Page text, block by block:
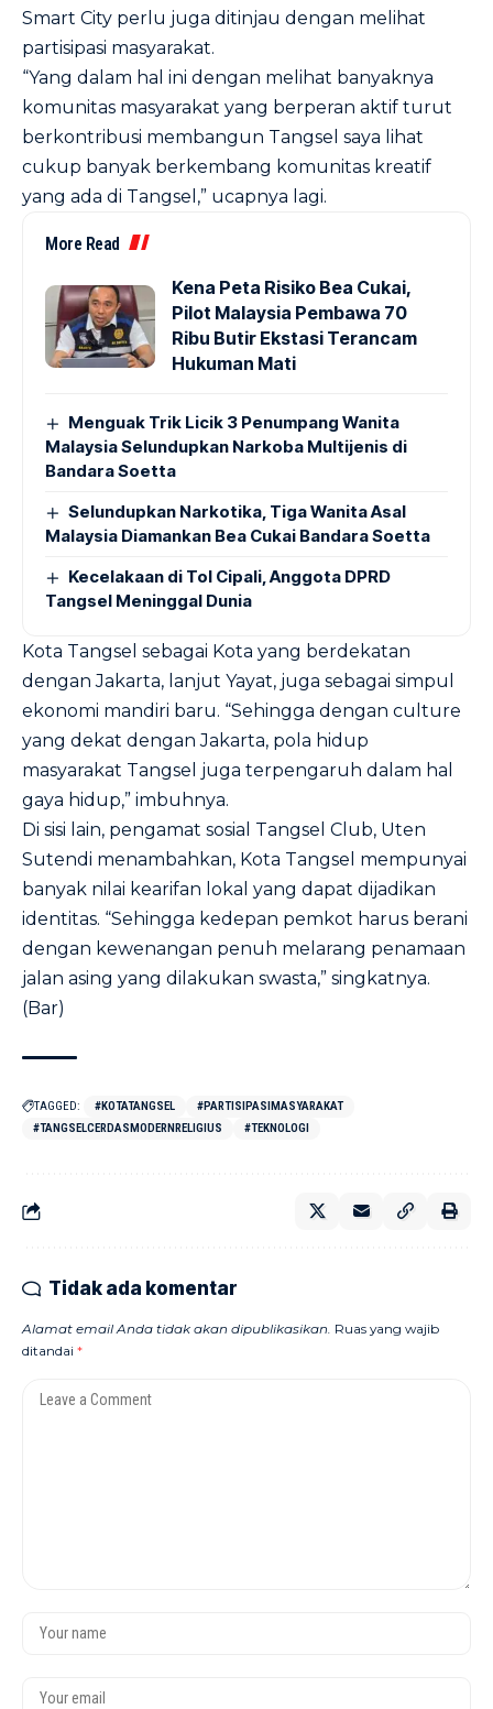
Smart City perlu juga ditinjau dengan melihat
partisipasi masyarakat.
“Yang dalam hal ini dengan melihat banyaknya
komunitas masyarakat yang berperan aktif turut
berkontribusi membangun Tangsel saya lihat
cukup banyak berkembang komunitas kreatif
yang ada di Tangsel,” ucapnya lagi.
More Read
Kena Peta Risiko Bea Cukai,
Pilot Malaysia Pembawa 70
Ribu Butir Ekstasi Terancam
Hukuman Mati
Menguak Trik Licik 3 Penumpang Wanita
Malaysia Selundupkan Narkoba Multijenis di
Bandara Soetta
Selundupkan Narkotika, Tiga Wanita Asal
Malaysia Diamankan Bea Cukai Bandara Soetta
Kecelakaan di Tol Cipali, Anggota DPRD
Tangsel Meninggal Dunia
Kota Tangsel sebagai Kota yang berdekatan
dengan Jakarta, lanjut Yayat, juga sebagai simpul
ekonomi mandiri baru. “Sehingga dengan culture
yang dekat dengan Jakarta, pola hidup
masyarakat Tangsel juga terpengaruh dalam hal
gaya hidup,” imbuhnya.
Di sisi lain, pengamat sosial Tangsel Club, Uten
Sutendi menambahkan, Kota Tangsel mempunyai
banyak nilai kearifan lokal yang dapat dijadikan
identitas. “Sehingga kedepan pemkot harus berani
dengan kewenangan penuh melarang penamaan
jalan asing yang dilakukan swasta,” singkatnya.
(Bar)
TAGGED: #KOTATANGSEL
#PARTISIPASIMASYARAKAT
#TANGSELCERDASMODERNRELIGIUS
#TEKNOLOGI
Tidak ada komentar
Alamat email Anda tidak akan dipublikasikan. Ruas yang wajib
ditandai *